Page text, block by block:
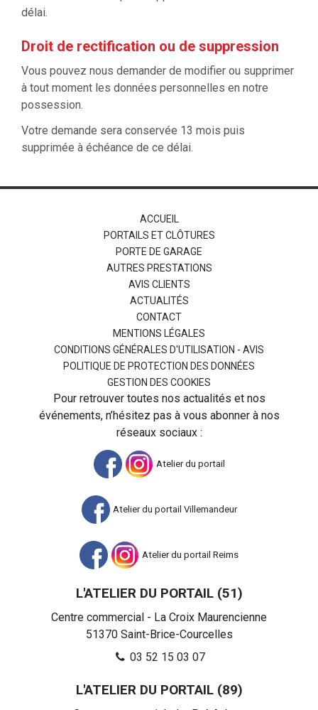
délai.
Droit de rectification ou de suppression
Vous pouvez nous demander de modifier ou supprimer
à tout moment les données personnelles en notre
possession.
Votre demande sera conservée 13 mois puis
supprimée à échéance de ce délai.
ACCUEIL
PORTAILS ET CLÔTURES
PORTE DE GARAGE
AUTRES PRESTATIONS
AVIS CLIENTS
ACTUALITÉS
CONTACT
MENTIONS LÉGALES
CONDITIONS GÉNÉRALES D'UTILISATION - AVIS
POLITIQUE DE PROTECTION DES DONNÉES
GESTION DES COOKIES
Pour retrouver toutes nos actualités et nos
événements, n’hésitez pas à vous abonner à nos
réseaux sociaux :
Atelier du portail
Atelier du portail Villemandeur
Atelier du portail Reims
L'ATELIER DU PORTAIL (51)
Centre commercial - La Croix Maurencienne
51370 Saint-Brice-Courcelles
03 52 15 03 07
L'ATELIER DU PORTAIL (89)